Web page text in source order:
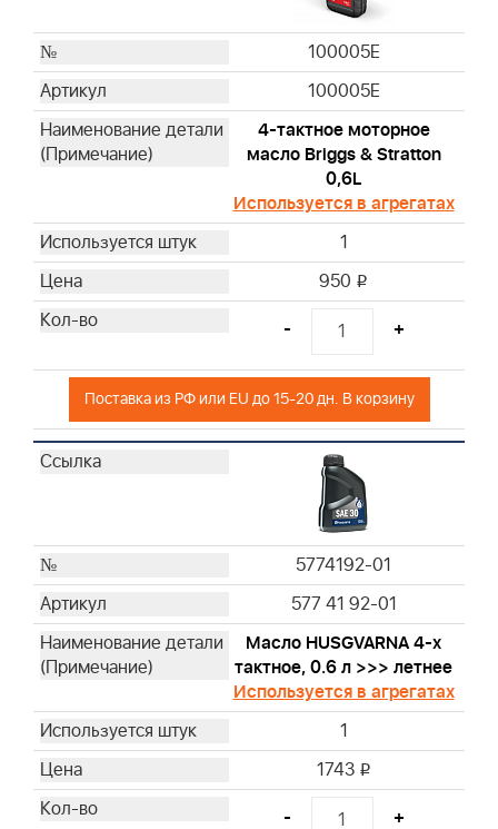
19522
19400
19368
19480
19620
19461
19545
19266
19063
19057
19547
19244
19497
19353
19487
19468
100009
CE5121
100005E
100005E
4-тактное моторное
масло Briggs & Stratton
0,6L
Используется в агрегатах
1
950 i
- +
Поставка из РФ или EU до 15-20 дн. В корзину
5774192-01
577 41 92-01
Масло HUSGVARNA 4-х
тактное, 0.6 л >>> летнее
Используется в агрегатах
1
1743 i
- +